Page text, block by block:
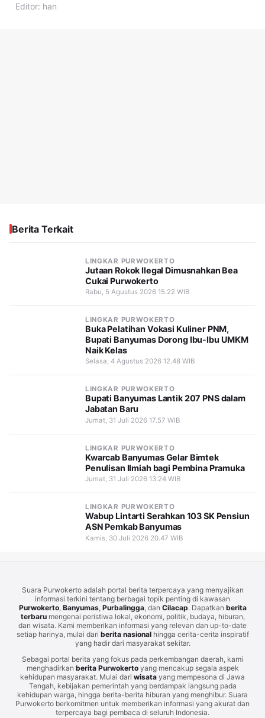
Editor: han
Berita Terkait
LINGKAR PURWOKERTO
Jutaan Rokok Ilegal Dimusnahkan Bea
Cukai Purwokerto
Rabu, 5 Agustus 2026 15.22 WIB
LINGKAR PURWOKERTO
Buka Pelatihan Vokasi Kuliner PNM,
Bupati Banyumas Dorong Ibu-Ibu UMKM
Naik Kelas
Selasa, 4 Agustus 2026 12.48 WIB
LINGKAR PURWOKERTO
Bupati Banyumas Lantik 207 PNS dalam
Jabatan Baru
Jumat, 31 Juli 2026 17.57 WIB
LINGKAR PURWOKERTO
Kwarcab Banyumas Gelar Bimtek
Penulisan Ilmiah bagi Pembina Pramuka
Jumat, 31 Juli 2026 13.24 WIB
LINGKAR PURWOKERTO
Wabup Lintarti Serahkan 103 SK Pensiun
ASN Pemkab Banyumas
Kamis, 30 Juli 2026 20.47 WIB
Suara Purwokerto adalah portal berita terpercaya yang menyajikan
informasi terkini tentang berbagai topik penting di kawasan
Purwokerto, Banyumas, Purbalingga, dan Cilacap. Dapatkan berita
terbarumengenai peristiwa lokal, ekonomi, politik, budaya, hiburan,
dan wisata. Kami memberikan informasi yang relevan dan up-to-date
setiap harinya, mulai dari berita nasionalhingga cerita-cerita inspiratif
yang hadir dari masyarakat sekitar.
Sebagai portal berita yang fokus pada perkembangan daerah, kami
menghadirkan berita Purwokertoyang mencakup segala aspek
kehidupan masyarakat. Mulai dari wisata yang mempesona di Jawa
Tengah, kebijakan pemerintah yang berdampak langsung pada
kehidupan warga, hingga berita-berita hiburan yang menghibur. Suara
Purwokerto berkomitmen untuk memberikan informasi yang akurat dan
terpercaya bagi pembaca di seluruh Indonesia.